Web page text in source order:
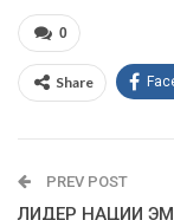
0
Share
PREV POST
ЛИДЕР НАЦИИ